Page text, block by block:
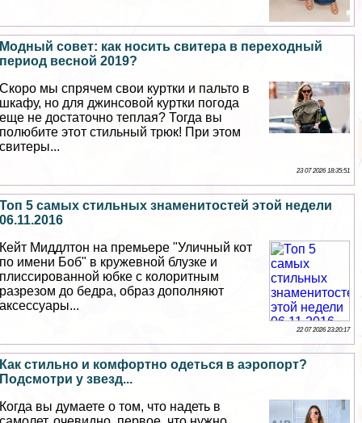
Модный совет: как носить свитера в переходный
период весной 2019?
Скоро мы спрячем свои куртки и пальто в
шкафу, но для джинсовой куртки погода
еще не достаточно теплая? Тогда вы
полюбите этот стильный трюк! При этом
свитеры...
23 07 2026 18:35:51
Топ 5 самых стильных знаменитостей этой недели
06.11.2016
Кейт Миддлтон на премьере "Уличный кот
по имени Боб" в кружевной блузке и
плиссированной юбке с колоритным
разрезом до бедра, образ дополняют
аксессуары...
22 07 2026 23:20:17
Как стильно и комфортно одеться в аэропорт?
Подсмотри у звезд...
Когда вы думаете о том, что надеть в